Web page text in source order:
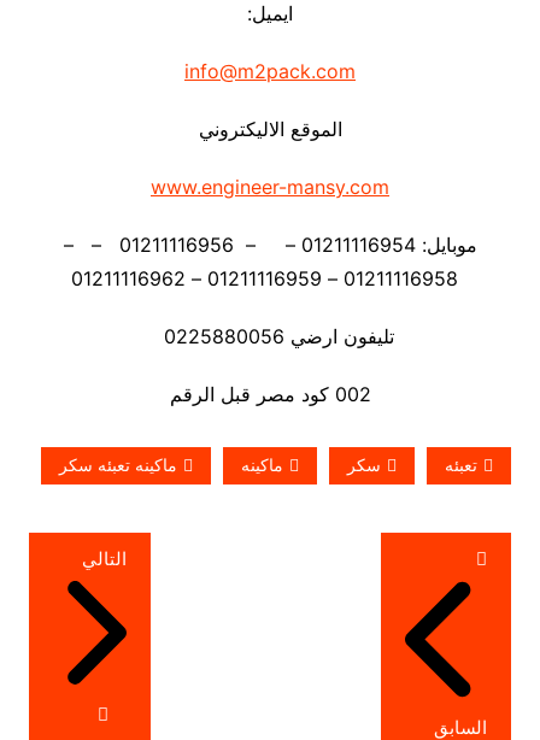
ايميل:
info@m2pack.com
الموقع الاليكتروني
www.engineer-mansy.com
موبايل: 01211116954 – – 01211116956 – –
تليفون ارضي 0225880056
002 كود مصر قبل الرقم
تعبئه سكر ماكينه ماكينه تعبئه سكر
تصفّح
المقالات
السابق
التالي